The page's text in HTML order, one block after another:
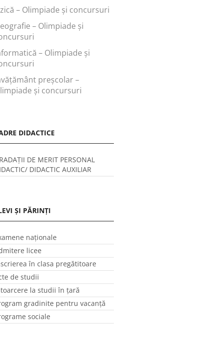
– Olimpiade și concursuri
– Olimpiade și
– Olimpiade și
preşcolar –
și concursuri
DIDACTICE
DE MERIT PERSONAL
DIDACTIC AUXILIAR
ȘI PĂRINȚI
naționale
licee
în clasa pregătitoare
de studii
la studii în ţară
gradinite pentru vacanţă
sociale